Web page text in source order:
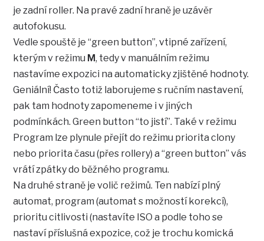
je zadní roller. Na pravé zadní hraně je uzávěr
autofokusu.
Vedle spouště je “green button”, vtipné zařízení,
kterým v režimu M, tedy v manuálním režimu
nastavíme expozici na automaticky zjištěné hodnoty.
Geniální! Často totiž laborujeme s ručním nastavení,
pak tam hodnoty zapomeneme i v jiných
podmínkách. Green button “to jistí”. Také v režimu
Program lze plynule přejít do režimu priorita clony
nebo priorita času (přes rollery) a “green button” vás
vrátí zpátky do běžného programu.
Na druhé straně je volič režimů. Ten nabízí plný
automat, program (automat s možností korekcí),
prioritu citlivosti (nastavíte ISO a podle toho se
nastaví příslušná expozice, což je trochu komická